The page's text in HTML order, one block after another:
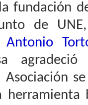
fundación
de
Antonio
herramienta